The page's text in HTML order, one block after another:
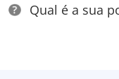
Qual é a sua